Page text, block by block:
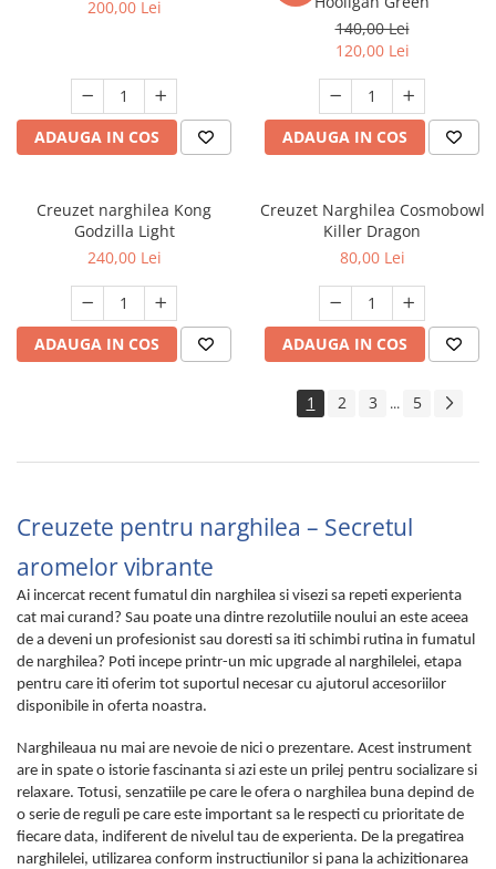
200,00 Lei
ADAUGA IN COS
140,00 Lei
120,00 Lei
ADAUGA IN COS
Creuzet narghilea Kong
Godzilla Light
240,00 Lei
ADAUGA IN COS
Creuzet Narghilea Cosmobowl
Killer Dragon
80,00 Lei
ADAUGA IN COS
1 2 3 ... 5
Creuzete pentru narghilea – Secretul
aromelor vibrante
Ai incercat recent fumatul din narghilea si visezi sa repeti experienta
cat mai curand? Sau poate una dintre rezolutiile noului an este aceea
de a deveni un profesionist sau doresti sa iti schimbi rutina in fumatul
de narghilea? Poti incepe printr-un mic upgrade al narghilelei, etapa
pentru care iti oferim tot suportul necesar cu ajutorul accesoriilor
disponibile in oferta noastra.
Narghileaua nu mai are nevoie de nici o prezentare. Acest instrument
are in spate o istorie fascinanta si azi este un prilej pentru socializare si
relaxare. Totusi, senzatiile pe care le ofera o narghilea buna depind de
o serie de reguli pe care este important sa le respecti cu prioritate de
fiecare data, indiferent de nivelul tau de experienta. De la pregatirea
narghilelei, utilizarea conform instructiunilor si pana la achizitionarea